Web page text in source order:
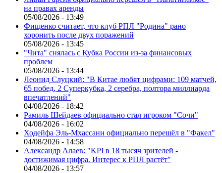
на правах аренды
05/08/2026 - 13:49
Фищенко считает, что клуб РПЛ "Родина" рано
хоронить после двух поражений
05/08/2026 - 13:45
"Чита" снялась с Кубка России из-за финансовых
проблем
05/08/2026 - 13:44
Леонид Слуцкий: "В Китае любят цифрами: 109 матчей,
65 побед, 2 Суперкубка, 2 серебра, полтора миллиарда
впечатлений"
04/08/2026 - 18:42
Рамиль Шейдаев официально стал игроком "Сочи"
04/08/2026 - 16:02
Ходейфа Эль-Мхассани официально перешёл в "Факел"
04/08/2026 - 14:58
Александр Алаев: "KPI в 18 тысяч зрителей -
достижимая цифра. Интерес к РПЛ растёт"
04/08/2026 - 13:57